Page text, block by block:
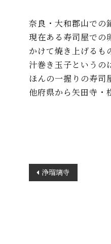
奈良・大和郡山での
現在ある寿司屋での
かけて焼き上げるも
汁巻き玉子というの
ほんの一握りの寿司
他府県から矢田寺・
稿
浄瑠璃寺